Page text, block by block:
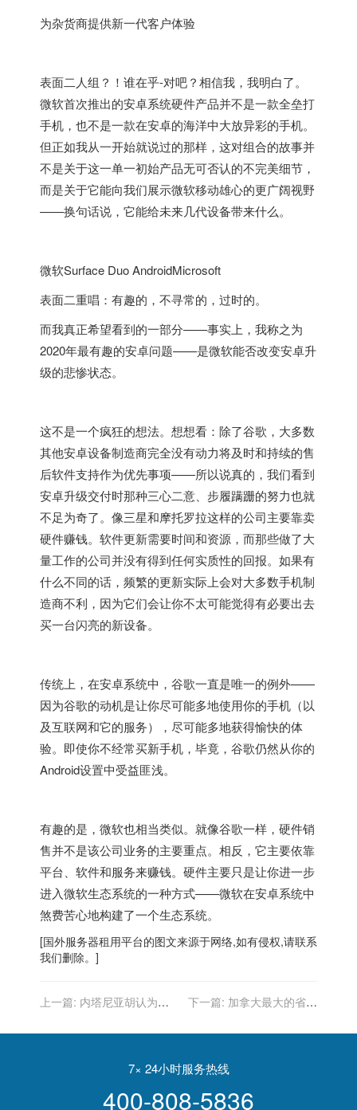
为杂货商提供新一代客户体验
表面二人组？！谁在乎-对吧？相信我，我明白了。
微软首次推出的安卓系统硬件产品并不是一款全垒打
手机，也不是一款在安卓的海洋中大放异彩的手机。
但正如我从一开始就说过的那样，这对组合的故事并
不是关于这一单一初始产品无可否认的不完美细节，
而是关于它能向我们展示微软移动雄心的更广阔视野
——换句话说，它能给未来几代设备带来什么。
微软Surface Duo AndroidMicrosoft
表面二重唱：有趣的，不寻常的，过时的。
而我真正希望看到的一部分——事实上，我称之为
2020年最有趣的安卓问题——是微软能否改变安卓升
级的悲惨状态。
这不是一个疯狂的想法。想想看：除了谷歌，大多数
其他安卓设备制造商完全没有动力将及时和持续的售
后软件支持作为优先事项——所以说真的，我们看到
安卓升级交付时那种三心二意、步履蹒跚的努力也就
不足为奇了。像三星和摩托罗拉这样的公司主要靠卖
硬件赚钱。软件更新需要时间和资源，而那些做了大
量工作的公司并没有得到任何实质性的回报。如果有
什么不同的话，频繁的更新实际上会对大多数手机制
造商不利，因为它们会让你不太可能觉得有必要出去
买一台闪亮的新设备。
传统上，在安卓系统中，谷歌一直是唯一的例外——
因为谷歌的动机是让你尽可能多地使用你的手机（以
及互联网和它的服务），尽可能多地获得愉快的体
验。即使你不经常买新手机，毕竟，谷歌仍然从你的
Android设置中受益匪浅。
有趣的是，微软也相当类似。就像谷歌一样，硬件销
售并不是该公司业务的主要重点。相反，它主要依靠
平台、软件和服务来赚钱。硬件主要只是让你进一步
进入微软生态系统的一种方式——微软在安卓系统中
煞费苦心地构建了一个生态系统。
[国外服务器租用平台的图文来源于网络,如有侵权,请联系
我们删除。]
上一篇: 内塔尼亚胡认为自
来”，现在他希望他的Covid-
下一篇: 加拿大最大的省份
员们担心疫苗推广的速度可
7× 24小时服务热线
400-808-5836